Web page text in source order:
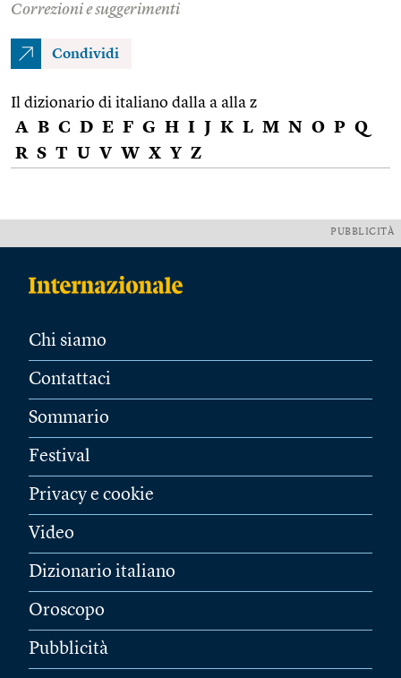
Correzioni e suggerimenti
Condividi
Il dizionario di italiano dalla a alla z
A B C D E F G H I J K L M N O P Q
R S T U V W X Y Z
PUBBLICITÀ
Chi siamo
Contattaci
Sommario
Festival
Privacy e cookie
Video
Dizionario italiano
Oroscopo
Pubblicità